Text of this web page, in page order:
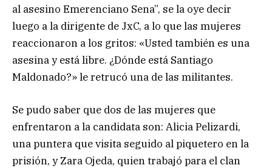
al asesino Emerenciano Sena”, se la oye decir
luego a la dirigente de JxC, a lo que las mujeres
reaccionaron a los gritos: «Usted también es una
asesina y está libre. ¿Dónde está Santiago
Maldonado?» le retrucó una de las militantes.
Se pudo saber que dos de las mujeres que
enfrentaron a la candidata son: Alicia Pelizardi,
una puntera que visita seguido al piquetero en la
prisión, y Zara Ojeda, quien trabajó para el clan